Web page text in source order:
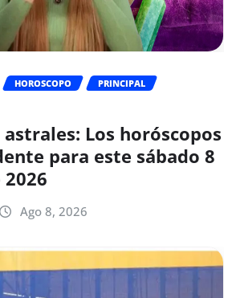
HOROSCOPO
PRINCIPAL
Los horóscopos
para este sábado 8
Ago 8, 2026